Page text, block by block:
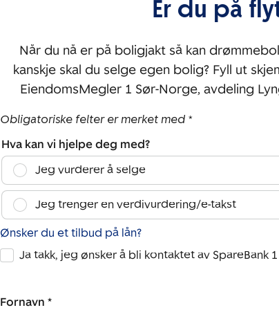
Er du på
Når du nå er på boligjakt så kan
kanskje skal du selge egen bolig? Fyll ut
EiendomsMegler 1 Sør-Norge, avdeling
Obligatoriske felter er merket med *
Hva kan vi hjelpe deg med?
Jeg vurderer å selge
Jeg trenger en verdivurdering/e-takst
Ønsker du et tilbud på lån?
Ja takk, jeg ønsker å bli kontaktet av SpareBank
Fornavn *